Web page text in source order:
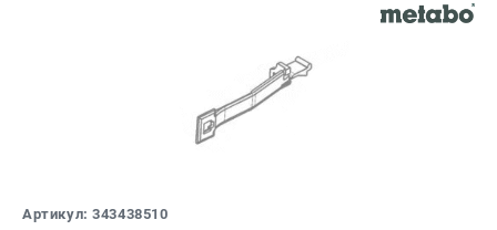
Артикул: 343438510